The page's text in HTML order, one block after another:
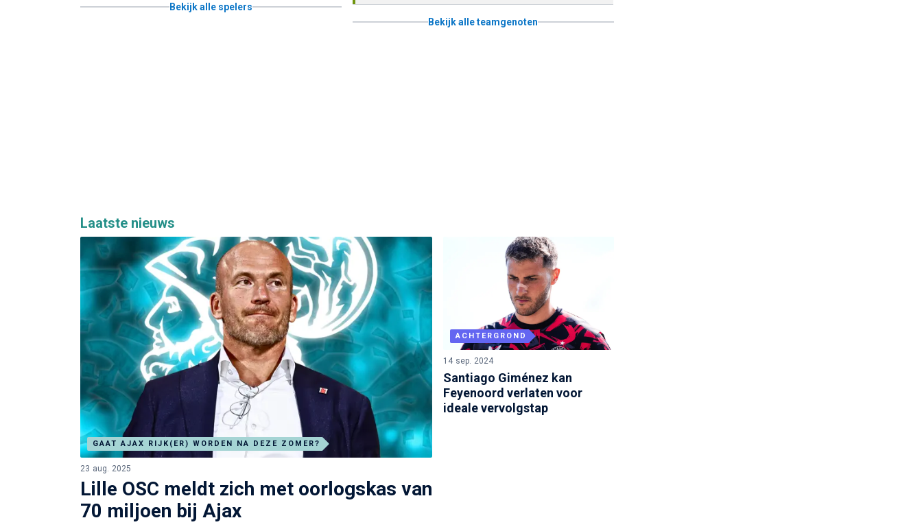
Bekijk alle spelers
Bekijk alle teamgenoten
Laatste nieuws
GAAT AJAX RIJK(ER) WORDEN NA DEZE ZOMER?
23 aug. 2025
Lille OSC meldt zich met oorlogskas van
70 miljoen bij Ajax
ACHTERGROND
14 sep. 2024
Santiago Giménez kan
Feyenoord verlaten voor
ideale vervolgstap